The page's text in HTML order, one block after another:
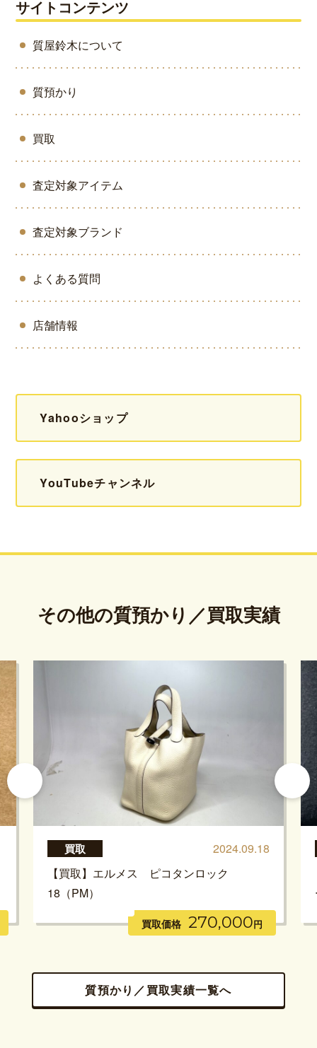
サイトコンテンツ
質屋鈴木について
質預かり
買取
査定対象アイテム
査定対象ブランド
よくある質問
店舗情報
Yahooショップ
YouTubeチャンネル
その他の質預かり／買取実績
買取
2024.09.18
【買取】エルメス ピコタンロック
18（PM）
買取価格 270,000円
質預かり／買取実績一覧へ